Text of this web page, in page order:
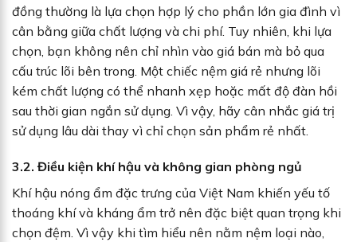
đồng thường là lựa chọn hợp lý cho phần lớn gia đình vì
cân bằng giữa chất lượng và chi phí. Tuy nhiên, khi lựa
chọn, bạn không nên chỉ nhìn vào giá bán mà bỏ qua
cấu trúc lõi bên trong. Một chiếc nệm giá rẻ nhưng lõi
kém chất lượng có thể nhanh xẹp hoặc mất độ đàn hồi
sau thời gian ngắn sử dụng. Vì vậy, hãy cân nhắc giá trị
sử dụng lâu dài thay vì chỉ chọn sản phẩm rẻ nhất.
3.2. Điều kiện khí hậu và không gian phòng ngủ
Khí hậu nóng ẩm đặc trưng của Việt Nam khiến yếu tố
thoáng khí và kháng ẩm trở nên đặc biệt quan trọng khi
chọn đệm. Vì vậy khi tìm hiểu nên nằm nệm loại nào,